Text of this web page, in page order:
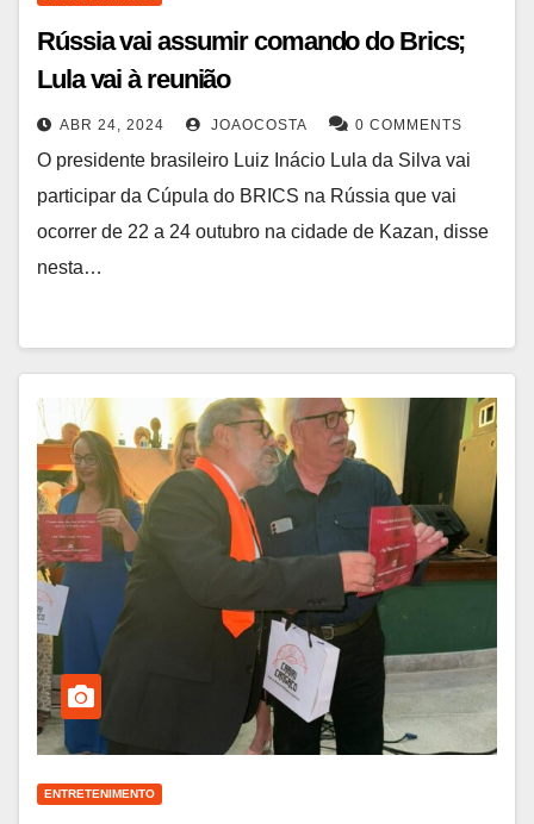
Rússia vai assumir comando do Brics;
Lula vai à reunião
ABR 24, 2024 JOAOCOSTA 0 COMMENTS
O presidente brasileiro Luiz Inácio Lula da Silva vai
participar da Cúpula do BRICS na Rússia que vai
ocorrer de 22 a 24 outubro na cidade de Kazan, disse
nesta…
ENTRETENIMENTO